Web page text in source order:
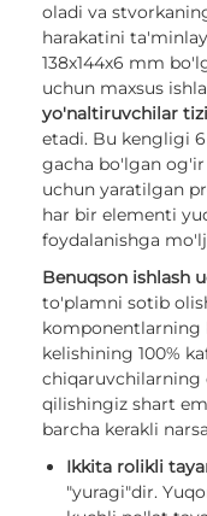
oladi va
harakatini
138х144х6 mm
uchun maxsus
yo'naltiruvchilar
etadi. Bu kengligi
gacha bo'lgan
uchun yaratilgan
har bir elementi
foydalanishga
Benuqson ishlash
to'plamni sotib
komponentlarning
kelishining 100%
chiqaruvchilarning
qilishingiz shart
barcha kerakli
Ikkita rolikli
"yuragi"dir.